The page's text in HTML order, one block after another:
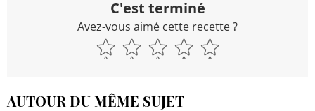
C'est terminé
Avez-vous aimé cette recette ?
AUTOUR DU MÊME SUJET